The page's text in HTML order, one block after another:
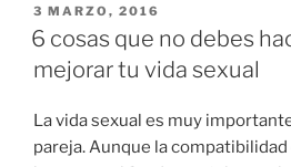
PUBLICADO
EN
3 MARZO, 2016
6 cosas que no debes
mejorar tu vida sexual
La vida sexual es muy
pareja. Aunque la